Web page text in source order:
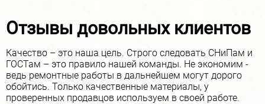
Отзывы довольных клиентов
Качество – это наша цель. Строго следовать СНиПам и
ГОСТам – это правило нашей команды. Не экономим -
ведь ремонтные работы в дальнейшем могут дорого
обойтись. Только качественные материалы, у
проверенных продавцов используем в своей работе.